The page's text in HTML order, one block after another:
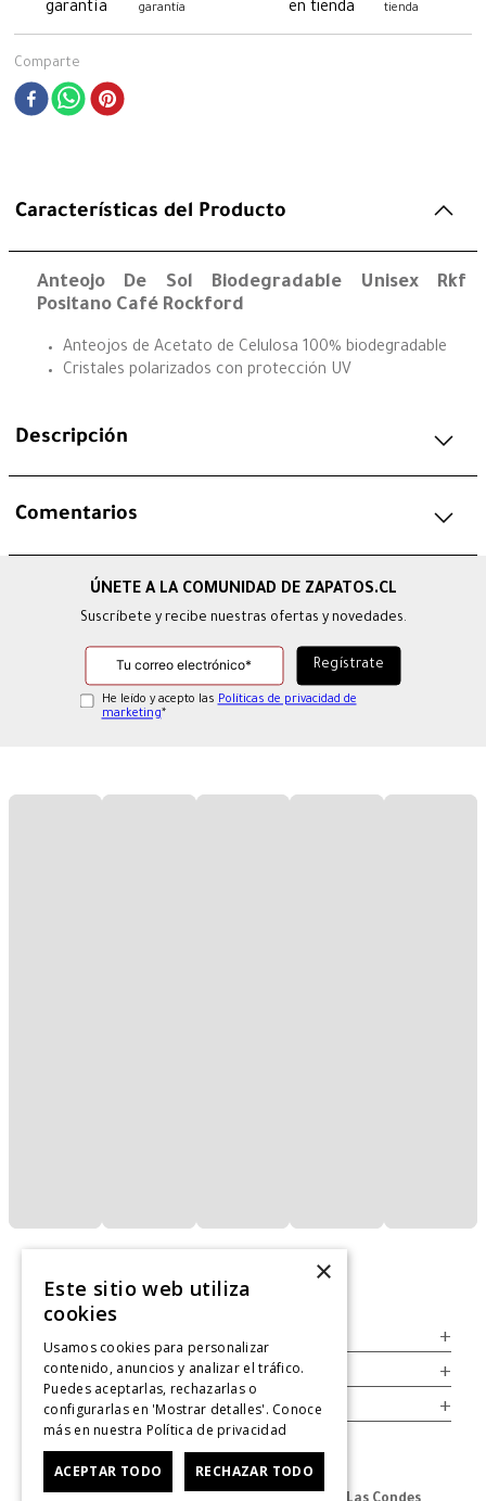
garantía
tienda
Comparte
Características del Producto
Anteojo De Sol Biodegradable Unisex Rkf
Positano Café Rockford
Anteojos de Acetato de Celulosa 100% biodegradable
Cristales polarizados con protección UV
Descripción
Comentarios
Suscríbete y recibe nuestras ofertas y novedades.
He leído y acepto las Políticas de privacidad de
marketing*
+
Legal +
Cuenta +
×
Este sitio web utiliza
cookies
Usamos cookies para personalizar
contenido, anuncios y analizar el tráfico.
Puedes aceptarlas, rechazarlas o
configurarlas en 'Mostrar detalles'. Conoce
más en nuestra Política de privacidad
ACEPTAR TODO RECHAZAR TODO